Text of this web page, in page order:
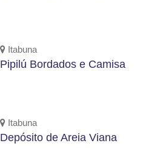
Itabuna
Pipilú Bordados e Camisa
Itabuna
Depósito de Areia Viana